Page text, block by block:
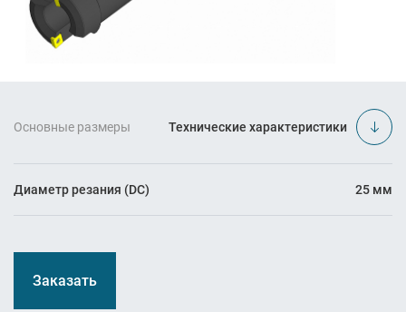
Основные размеры Технические характеристики
Диаметр резания (DC) 25 мм
Заказать